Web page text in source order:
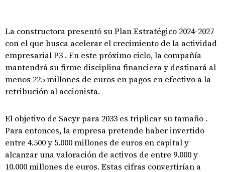
La constructora presentó su Plan Estratégico 2024-2027
con el que busca acelerar el crecimiento de la actividad
empresarial P3 . En este próximo ciclo, la compañía
mantendrá su firme disciplina financiera y destinará al
menos 225 millones de euros en pagos en efectivo a la
retribución al accionista.
El objetivo de Sacyr para 2033 es triplicar su tamaño .
Para entonces, la empresa pretende haber invertido
entre 4.500 y 5.000 millones de euros en capital y
alcanzar una valoración de activos de entre 9.000 y
10.000 millones de euros. Estas cifras convertirían a